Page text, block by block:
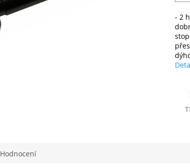
- 2
Hodnocení